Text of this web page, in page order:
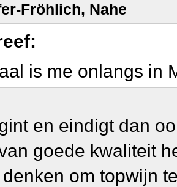
Fröhlich, Nahe
is me onlangs in
en eindigt dan
goede kwaliteit
om topwijn